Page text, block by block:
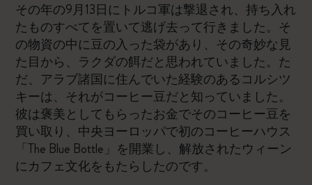
その年の9月13日にトルコ軍は撃退され、持ち入れ
たものすべてを置いて逃げ去って行きました。そ
の物資の中に豆の入った袋があり、その奇妙な見
た目から、ラクダの餌だと思われていました。た
だ、アラブ諸国に住んでいた経験のあるコルシツ
キーは、それがコーヒー豆だと知っていました。
彼は褒美としてもらったお金でそのコーヒー豆を
買い取り、中央ヨーロッパで初のコーヒーハウス
「The Blue Bottle」を開業し、解放されたウィーン
にカフェ文化をもたらしたのです。